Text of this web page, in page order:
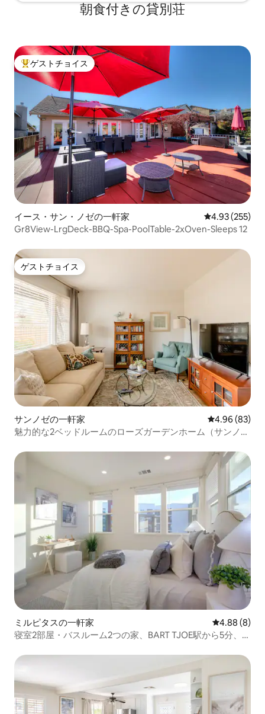
朝食付きの貸別荘
大好評のゲストチョイスです。
ゲストチョイス
イース・サン・ノゼの一軒家 レビュー255
4.93 (255)
Gr8View-LrgDeck-BBQ-Spa-PoolTable-2xOven-Sleeps 12
ゲストチョイス
ゲストチョイス
サンノゼの一軒家 レビュー83
4.96 (83)
魅力的な2ベッドルームのローズガーデンホーム（サンノ
ミルピタスの一軒家 レビュー8件
4.88 (8)
寝室2部屋・バスルーム2つの家、BART TJOE駅から5分、
名様まで宿泊可能